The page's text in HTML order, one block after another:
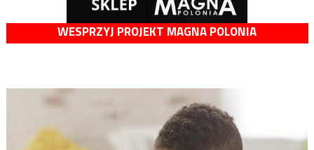
WESPRZYJ PROJEKT MAGNA POLONIA